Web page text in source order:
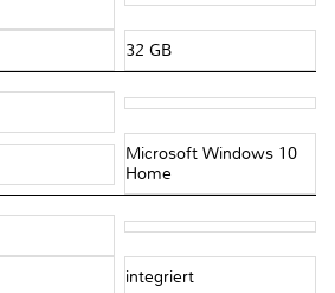
32 GB
Microsoft Windows 10
Home
integriert